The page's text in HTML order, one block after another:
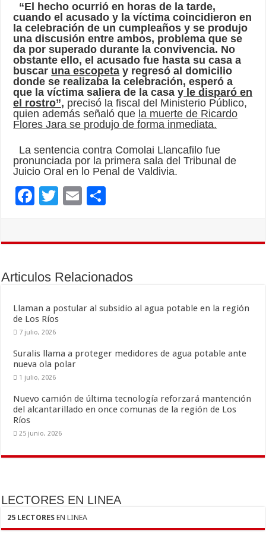
“El hecho ocurrió en horas de la tarde,
cuando el acusado y la víctima coincidieron en
la celebración de un cumpleaños y se produjo
una discusión entre ambos, problema que se
da por superado durante la convivencia. No
obstante ello, el acusado fue hasta su casa a
buscar una escopeta y regresó al domicilio
donde se realizaba la celebración, esperó a
que la víctima saliera de la casa y le disparó en
el rostro”, precisó la fiscal del Ministerio Público,
quien además señaló que la muerte de Ricardo
Flores Jara se produjo de forma inmediata.
La sentencia contra Comolai Llancafilo fue
pronunciada por la primera sala del Tribunal de
Juicio Oral en lo Penal de Valdivia.
F
o
k
T
E
ar
r
Articulos Relacionados
Llaman a postular al subsidio al agua potable en la región
de Los Ríos
7 julio, 2026
Suralis llama a proteger medidores de agua potable ante
nueva ola polar
1 julio, 2026
Nuevo camión de última tecnología reforzará mantención
del alcantarillado en once comunas de la región de Los
Ríos
25 junio, 2026
LECTORES EN LINEA
25 LECTORES EN LINEA